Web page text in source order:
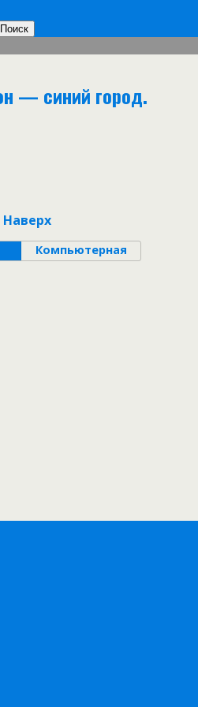
— синий город.
Наверх
Компьютерная